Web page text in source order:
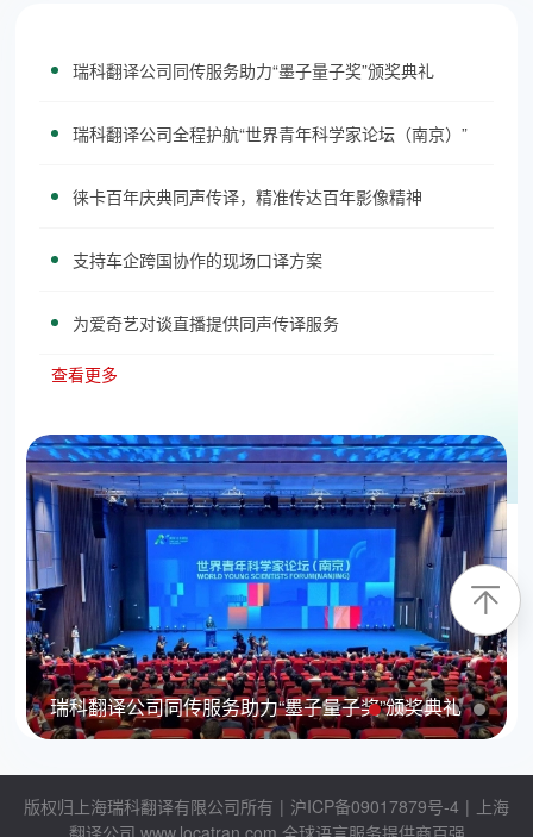
瑞科翻译公司同传服务助力“墨子量子奖”颁奖典礼
瑞科翻译公司全程护航“世界青年科学家论坛（南京）”
徕卡百年庆典同声传译，精准传达百年影像精神
支持车企跨国协作的现场口译方案
为爱奇艺对谈直播提供同声传译服务
查看更多
瑞科翻译公司全程护航“世界青年科学家论坛（南
京）”
版权归上海瑞科翻译有限公司所有 | 沪ICP备09017879号-4 | 上海
翻译公司 www.locatran.com 全球语言服务提供商百强